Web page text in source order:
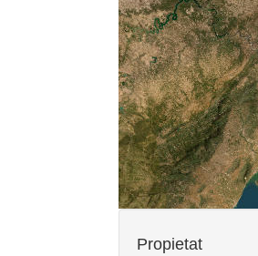
Propietat